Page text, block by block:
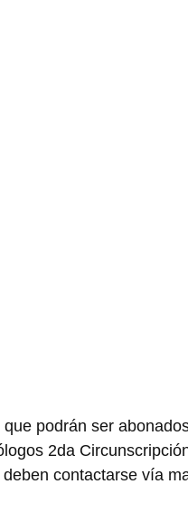
podrán ser
2da
contactarse vía